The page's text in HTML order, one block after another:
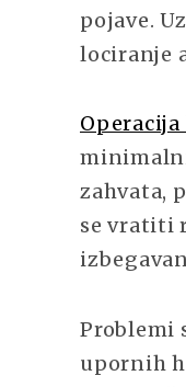
pojave.
lociranje
zahvata,
se vratiti
Problemi
upornih